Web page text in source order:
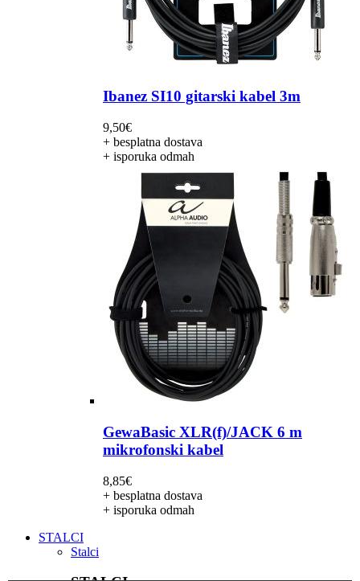
Ibanez SI10 gitarski kabel 3m
9,50€
+ besplatna dostava
+ isporuka odmah
GewaBasic XLR(f)/JACK 6 m
mikrofonski kabel
8,85€
+ besplatna dostava
+ isporuka odmah
STALCI
Stalci